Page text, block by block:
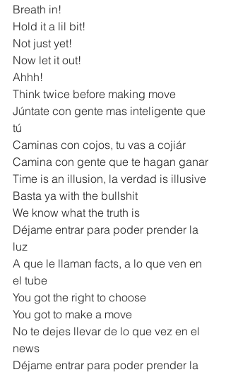
Breath in!
Hold it a lil bit!
Not just yet!
Now let it out!
Ahhh!
Think twice before making move
Júntate con gente mas inteligente que
tú
Caminas con cojos, tu vas a cojiár
Camina con gente que te hagan ganar
Time is an illusion, la verdad is illusive
Basta ya with the bullshit
We know what the truth is
Déjame entrar para poder prender la
luz
A que le llaman facts, a lo que ven en
el tube
You got the right to choose
You got to make a move
No te dejes llevar de lo que vez en el
news
Déjame entrar para poder prender la